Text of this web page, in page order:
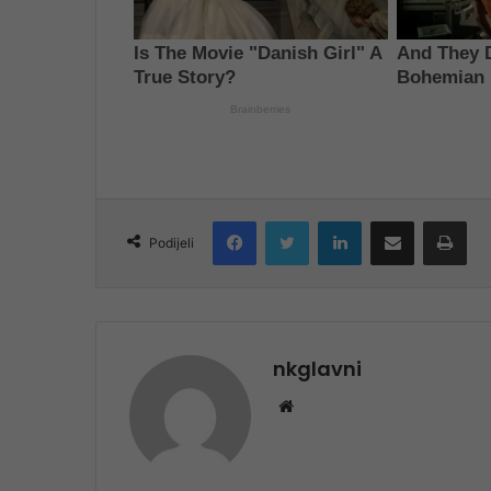
Podijeli
FacebookTwitter LinkedInShare via Email
nkglavni